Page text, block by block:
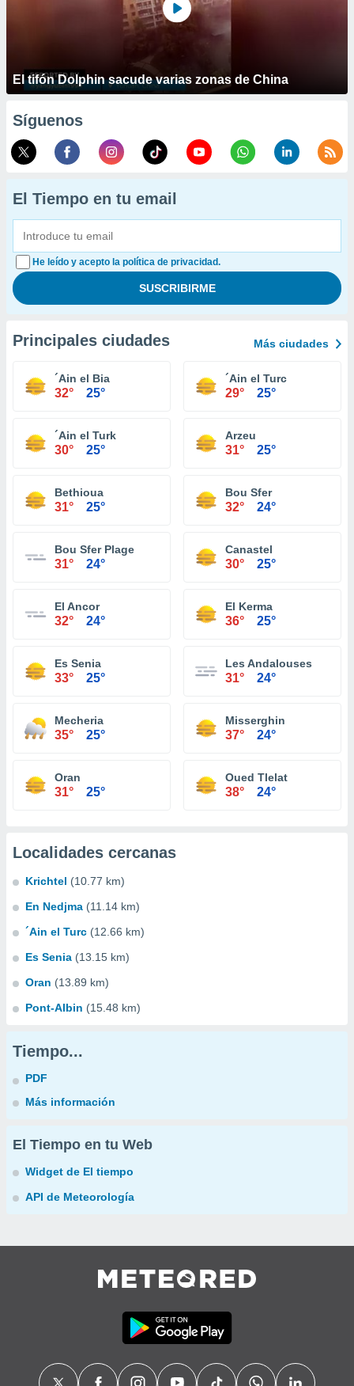
El tifón Dolphin sacude varias zonas de China
Síguenos
El Tiempo en tu email
He leído y acepto la política de privacidad.
Principales ciudades Más ciudades
´Ain el Bia
32° 25°
´Ain el Turc
29° 25°
´Ain el Turk
30° 25°
Arzeu
31° 25°
Bethioua
31° 25°
Bou Sfer
32° 24°
Bou Sfer Plage
31° 24°
Canastel
30° 25°
El Ancor
32° 24°
El Kerma
36° 25°
Es Senia
33° 25°
Les Andalouses
31° 24°
Mecheria
35° 25°
Misserghin
37° 24°
Oran
31° 25°
Oued Tlelat
38° 24°
Localidades cercanas
Krichtel (10.77 km)
En Nedjma (11.14 km)
´Ain el Turc (12.66 km)
Es Senia (13.15 km)
Oran (13.89 km)
Pont-Albin (15.48 km)
Tiempo...
PDF
Más información
El Tiempo en tu Web
Widget de El tiempo
API de Meteorología